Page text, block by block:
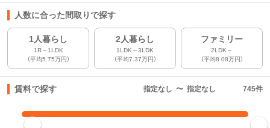
人数に合った間取りで探す
1人暮らし
1R～1LDK
（平均5.75万円）
2人暮らし
1LDK～3LDK
（平均7.37万円）
ファミリー
2LDK～
（平均8.08万円）
賃料で探す 指定なし 〜 指定なし 745件